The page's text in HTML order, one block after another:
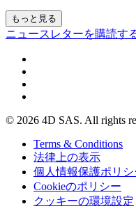
もっと見る
ニュースレターを購読す
© 2026 4D SAS. All rights
Terms & Conditions
法律上の表示
個人情報保護ポリシ
Cookieのポリシー
クッキーの環境設定